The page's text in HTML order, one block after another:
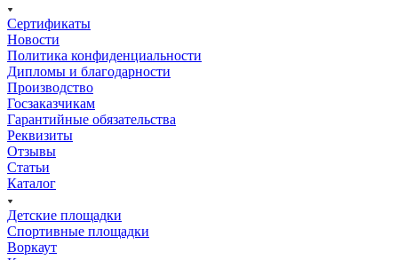
Сертификаты
Новости
Политика конфиденциальности
Дипломы и благодарности
Производство
Госзаказчикам
Гарантийные обязательства
Реквизиты
Отзывы
Статьи
Каталог
Детские площадки
Спортивные площадки
Воркаут